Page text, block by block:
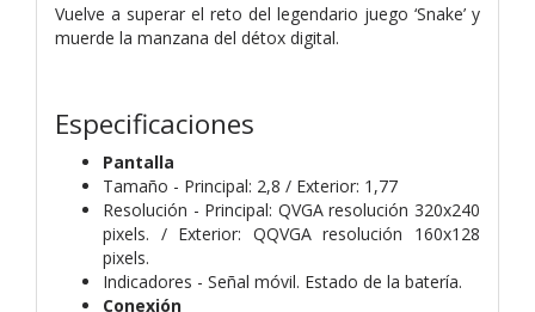
Vuelve a superar el reto del legendario juego ‘Snake’ y
muerde la manzana del détox digital.
Especificaciones
Pantalla
Tamaño - Principal: 2,8 / Exterior: 1,77
Resolución - Principal: QVGA resolución 320x240
pixels. / Exterior: QQVGA resolución 160x128
pixels.
Indicadores - Señal móvil. Estado de la batería.
Conexión